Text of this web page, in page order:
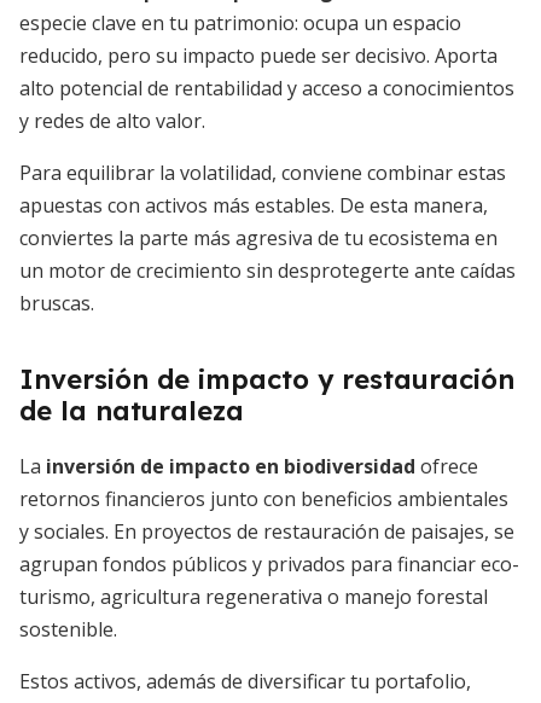
especie clave en tu patrimonio: ocupa un espacio
reducido, pero su impacto puede ser decisivo. Aporta
alto potencial de rentabilidad y acceso a conocimientos
y redes de alto valor.
Para equilibrar la volatilidad, conviene combinar estas
apuestas con activos más estables. De esta manera,
conviertes la parte más agresiva de tu ecosistema en
un motor de crecimiento sin desprotegerte ante caídas
bruscas.
Inversión de impacto y restauración
de la naturaleza
La inversión de impacto en biodiversidad ofrece
retornos financieros junto con beneficios ambientales
y sociales. En proyectos de restauración de paisajes, se
agrupan fondos públicos y privados para financiar eco-
turismo, agricultura regenerativa o manejo forestal
sostenible.
Estos activos, además de diversificar tu portafolio,